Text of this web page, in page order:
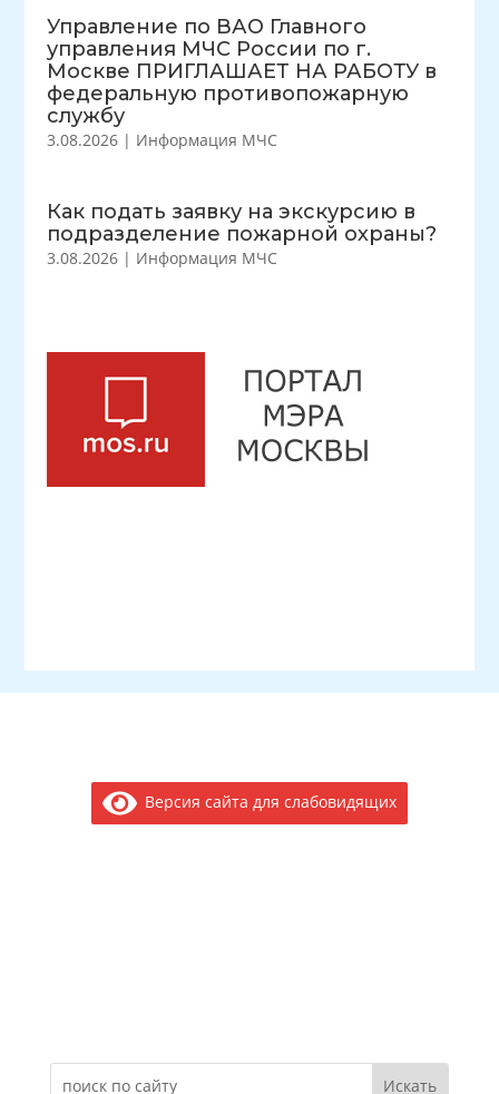
Управление по ВАО Главного
управления МЧС России по г.
Москве ПРИГЛАШАЕТ НА РАБОТУ в
федеральную противопожарную
службу
3.08.2026 | Информация МЧС
Как подать заявку на экскурсию в
подразделение пожарной охраны?
3.08.2026 | Информация МЧС
Версия сайта для слабовидящих